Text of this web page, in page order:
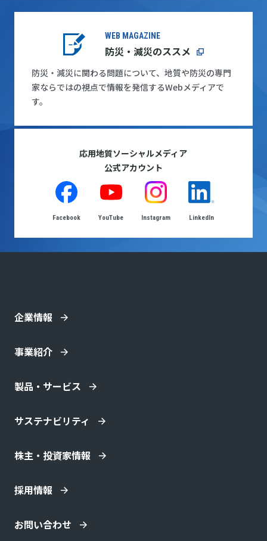
WEB MAGAZINE
防災・減災のススメ
防災・減災に関わる問題について、地質や防災の専門
家ならではの視点で情報を発信するWebメディアで
す。
応用地質ソーシャルメディア
公式アカウント
Facebook YouTube Instagram LinkedIn
企業情報
事業紹介
製品・サービス
サステナビリティ
株主・投資家情報
採用情報
お問い合わせ